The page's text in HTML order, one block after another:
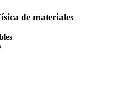
de materiales